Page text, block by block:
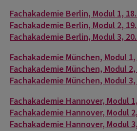
Fachakademie Berlin, Modul 1,
Fachakademie Berlin, Modul 2,
Fachakademie Berlin, Modul 3,
Fachakademie München, Modul 1,
Fachakademie München, Modul 2,
Fachakademie München, Modul 3,
Fachakademie Hannover, Modul
Fachakademie Hannover, Modul
Fachakademie Hannover, Modul